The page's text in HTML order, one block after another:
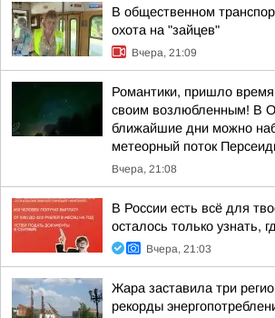
В общественном
охота на "зайцев"
Вчера, 21:09
Романтики, пришло
своим возлюбленным! В
ближайшие дни можно
метеорный поток
Вчера, 21:08
В России есть всё для
осталось только узнать,
Вчера, 21:03
Жара заставила три
рекорды